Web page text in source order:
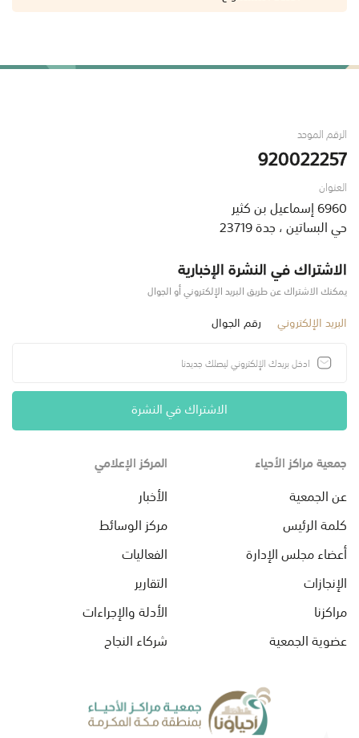
الرقم الموحد
920022257
العنوان
6960 إسماعيل بن كثير
حي البساتين ، جدة 23719
الاشتراك في النشرة الإخبارية
يمكنك الاشتراك عن طريق البريد الإلكتروني أو الجوال
البريد الإلكتروني رقم الجوال
الاشتراك في النشرة
جمعية مراكز الأحياء
عن الجمعية
كلمة الرئيس
أعضاء مجلس الإدارة
الإنجازات
مراكزنا
عضوية الجمعية
المركز الإعلامي
الأخبار
مركز الوسائط
الفعاليات
التقارير
الأدلة والإجراءات
شركاء النجاح